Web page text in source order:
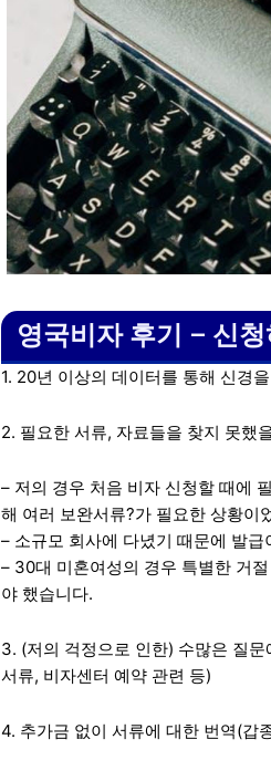
영국비자 후기 – 신
1. 20년 이상의 데이터를 통해 신경
2. 필요한 서류, 자료들을 찾지 못했
– 저의 경우 처음 비자 신청할 때에
해 여러 보완서류?가 필요한 상황이
– 소규모 회사에 다녔기 때문에 발
– 30대 미혼여성의 경우 특별한 거
야 했습니다.
3. (저의 걱정으로 인한) 수많은 질
서류, 비자센터 예약 관련 등)
4. 추가금 없이 서류에 대한 번역(갑